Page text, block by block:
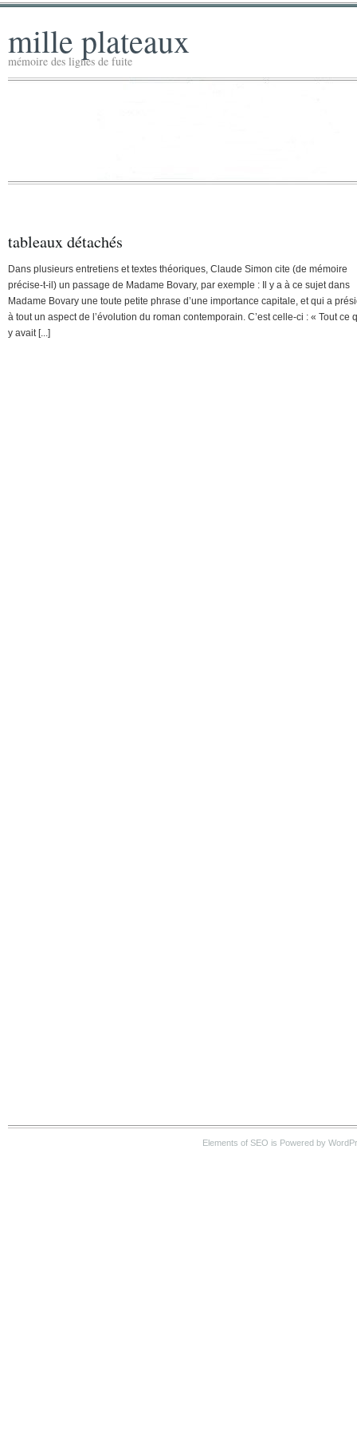
mille plateaux
mémoire des lignes de fuite
tableaux détachés
Dans plusieurs entretiens et textes théoriques, Claude Simon cite (de mémoire
précise-t-il) un passage de Madame Bovary, par exemple : Il y a à ce sujet dans
Madame Bovary une toute petite phrase d’une importance capitale, et qui a
à tout un aspect de l’évolution du roman contemporain. C’est celle-ci : « Tout ce
y avait [...]
Elements of SEO is Powered by